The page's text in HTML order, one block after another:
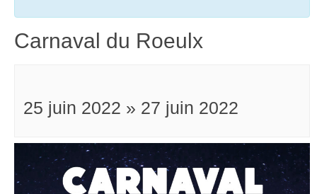
Carnaval du Roeulx
25 juin 2022 » 27 juin 2022